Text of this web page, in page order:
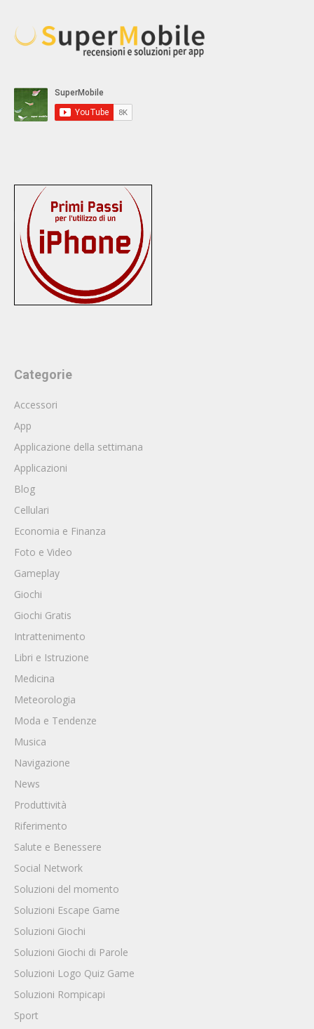
Categorie
Accessori
App
Applicazione della settimana
Applicazioni
Blog
Cellulari
Economia e Finanza
Foto e Video
Gameplay
Giochi
Giochi Gratis
Intrattenimento
Libri e Istruzione
Medicina
Meteorologia
Moda e Tendenze
Musica
Navigazione
News
Produttività
Riferimento
Salute e Benessere
Social Network
Soluzioni del momento
Soluzioni Escape Game
Soluzioni Giochi
Soluzioni Giochi di Parole
Soluzioni Logo Quiz Game
Soluzioni Rompicapi
Sport